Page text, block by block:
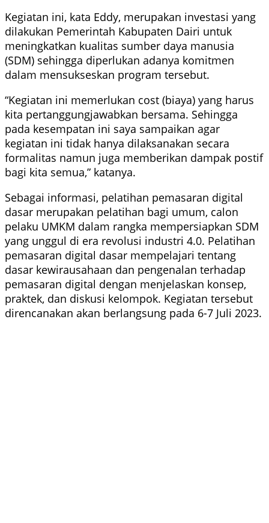
Kegiatan ini, kata Eddy, merupakan investasi yang
dilakukan Pemerintah Kabupaten Dairi untuk
meningkatkan kualitas sumber daya manusia
(SDM) sehingga diperlukan adanya komitmen
dalam mensukseskan program tersebut.
“Kegiatan ini memerlukan cost (biaya) yang harus
kita pertanggungjawabkan bersama. Sehingga
pada kesempatan ini saya sampaikan agar
kegiatan ini tidak hanya dilaksanakan secara
formalitas namun juga memberikan dampak postif
bagi kita semua,” katanya.
Sebagai informasi, pelatihan pemasaran digital
dasar merupakan pelatihan bagi umum, calon
pelaku UMKM dalam rangka mempersiapkan SDM
yang unggul di era revolusi industri 4.0. Pelatihan
pemasaran digital dasar mempelajari tentang
dasar kewirausahaan dan pengenalan terhadap
pemasaran digital dengan menjelaskan konsep,
praktek, dan diskusi kelompok. Kegiatan tersebut
direncanakan akan berlangsung pada 6-7 Juli 2023.